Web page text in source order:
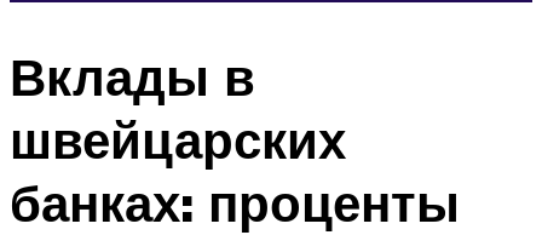
Вклады в
швейцарских
банках: проценты